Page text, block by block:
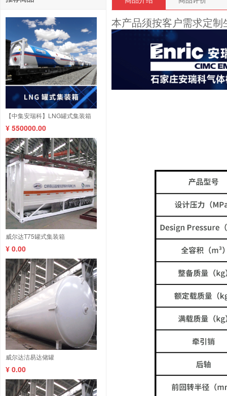
【中集安瑞科】LNG罐式集装箱
¥ 550000.00
威尔达T75罐式集装箱
¥ 0.00
威尔达洁易达储罐
¥ 0.00
本产品须按客户需求定